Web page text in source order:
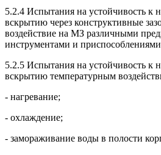
5.2.4 Испытания на устойчивость к
вскрытию через конструктивные
воздействие на МЗ различными
инструментами и
5.2.5 Испытания на устойчивость к
вскрытию температурным
- нагревание;
- охлаждение;
- замораживание воды в полости